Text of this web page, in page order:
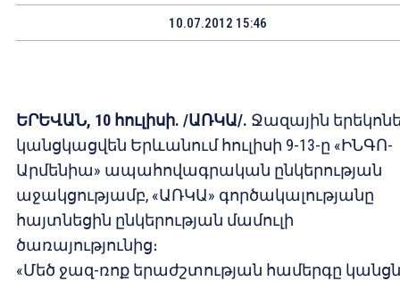
10.07.2012 15:46
ԵՐԵՎԱՆ, 10 հուլիսի. /ԱՌԿԱ/. Ջազային
կանցկացվեն Երևանում հուլիսի 9-13-ը «ԻՆԳՈ-
Արմենիա» ապահովագրական ընկերության
աջակցությամբ, «ԱՌԿԱ» գործակալությանը
հայտնեցին ընկերության մամուլի
ծառայությունից։
«Մեծ ջազ-ռոք երաժշտության համերգը